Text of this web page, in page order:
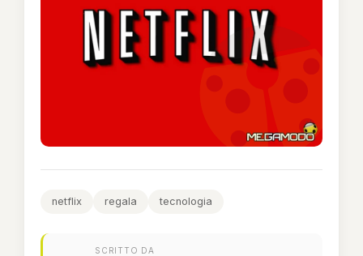
netflix regala tecnologia
SCRITTO DA